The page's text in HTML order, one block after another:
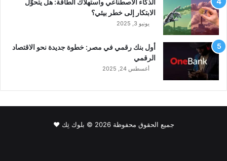
الذكاء الاصطناعي واستهلاك الطاقة: هل يتحوّل
الابتكار إلى خطر بيئي؟
يونيو 3, 2025
أول بنك رقمي في مصر: خطوة جديدة نحو الاقتصاد
الرقمي
أغسطس 24, 2025
جميع الحقوق محفوظة 2026 © بلوك تِك ❤️